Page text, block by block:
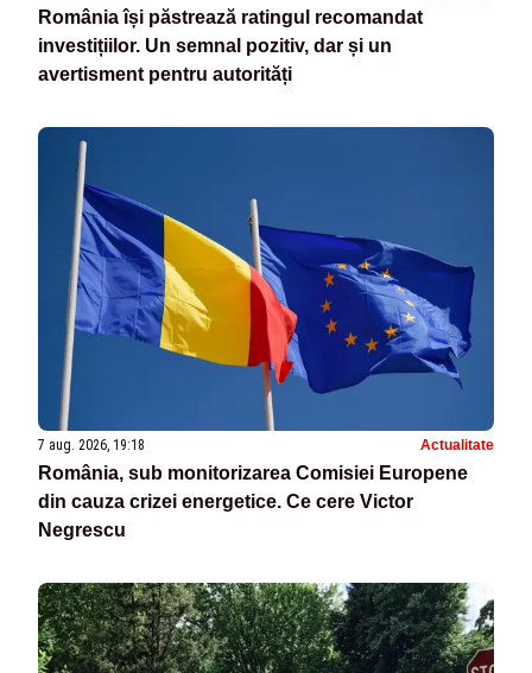
România își păstrează ratingul recomandat
investițiilor. Un semnal pozitiv, dar și un
avertisment pentru autorități
7 aug. 2026, 19:18 Actualitate
România, sub monitorizarea Comisiei Europene
din cauza crizei energetice. Ce cere Victor
Negrescu